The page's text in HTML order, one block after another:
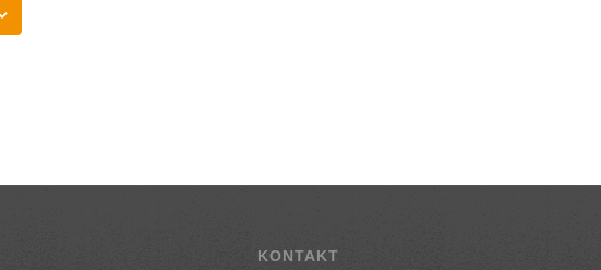
KONTAKT